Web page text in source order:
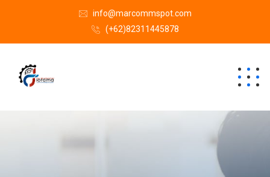
info@marcommspot.com
(+62)82311445878